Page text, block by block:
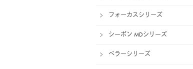
フォーカスシリーズ
シーボン MDシリーズ
ベラーシリーズ